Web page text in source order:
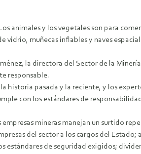
animales y los vegetales son para
vidrio, muñecas inflables y naves
la directora del Sector de la
responsable.
la historia pasada y la reciente, y los
con los estándares de
empresas mineras manejan un surtido
del sector a los cargos del
estándares de seguridad exigidos;